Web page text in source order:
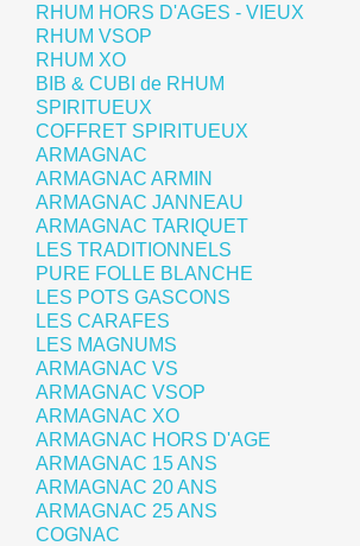
RHUM HORS D'AGES - VIEUX
RHUM VSOP
RHUM XO
BIB & CUBI de RHUM
SPIRITUEUX
COFFRET SPIRITUEUX
ARMAGNAC
ARMAGNAC ARMIN
ARMAGNAC JANNEAU
ARMAGNAC TARIQUET
LES TRADITIONNELS
PURE FOLLE BLANCHE
LES POTS GASCONS
LES CARAFES
LES MAGNUMS
ARMAGNAC VS
ARMAGNAC VSOP
ARMAGNAC XO
ARMAGNAC HORS D'AGE
ARMAGNAC 15 ANS
ARMAGNAC 20 ANS
ARMAGNAC 25 ANS
COGNAC